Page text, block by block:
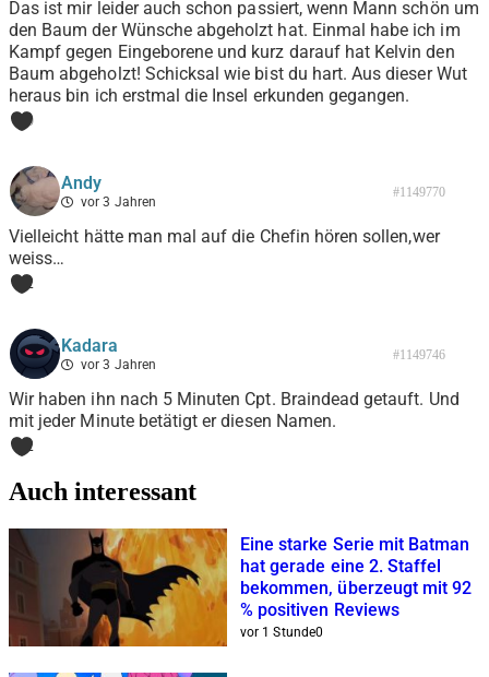
Das ist mir leider auch schon passiert, wenn Mann schön um
den Baum der Wünsche abgeholzt hat. Einmal habe ich im
Kampf gegen Eingeborene und kurz darauf hat Kelvin den
Baum abgeholzt! Schicksal wie bist du hart. Aus dieser Wut
heraus bin ich erstmal die Insel erkunden gegangen.
0
Andy
vor 3 Jahren
#1149770
Vielleicht hätte man mal auf die Chefin hören sollen,wer
weiss…
2
Kadara
vor 3 Jahren
#1149746
Wir haben ihn nach 5 Minuten Cpt. Braindead getauft. Und
mit jeder Minute betätigt er diesen Namen.
2
Auch interessant
Eine starke Serie mit Batman
hat gerade eine 2. Staffel
bekommen, überzeugt mit 92
% positiven Reviews
vor 1 Stunde0